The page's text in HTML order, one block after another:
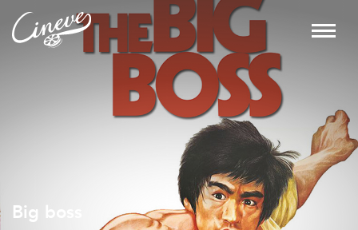
Big boss